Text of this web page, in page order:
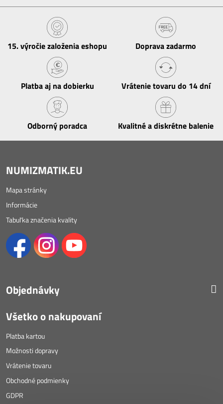
15​. výročie založenia eshopu Doprava zadarmo
Platba aj na dobierku Vrátenie tovaru do 14 dní
Odborný poradca Kvalitné a diskrétne balenie
NUMIZMATIK.EU
Mapa stránky
Informácie
Tabuľka značenia kvality
Objednávky
Všetko o nakupovaní
Platba kartou
Možnosti dopravy
Vrátenie tovaru
Obchodné podmienky
GDPR